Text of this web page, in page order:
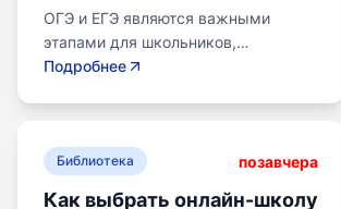
ОГЭ и ЕГЭ являются важными
этапами для школьников,
готовящихся к переходу на
старшего подросткового и
Подробнее
Библиотека позавчера
Как выбрать онлайн-школу